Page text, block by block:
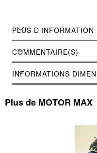
PLUS D’INFORMATION
COMMENTAIRE(S)
INFORMATIONS
Plus de MOTOR MAX